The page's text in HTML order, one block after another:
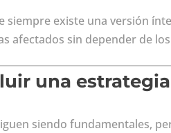
siempre existe una versión
afectados sin depender de
una
siendo fundamentales,